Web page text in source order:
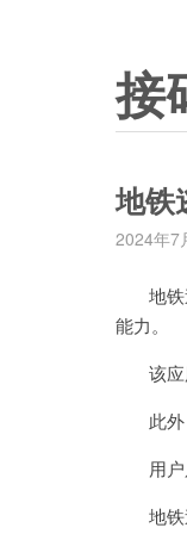
接
地铁
2024年7
地铁
能力。
该应
此外
用户
地铁